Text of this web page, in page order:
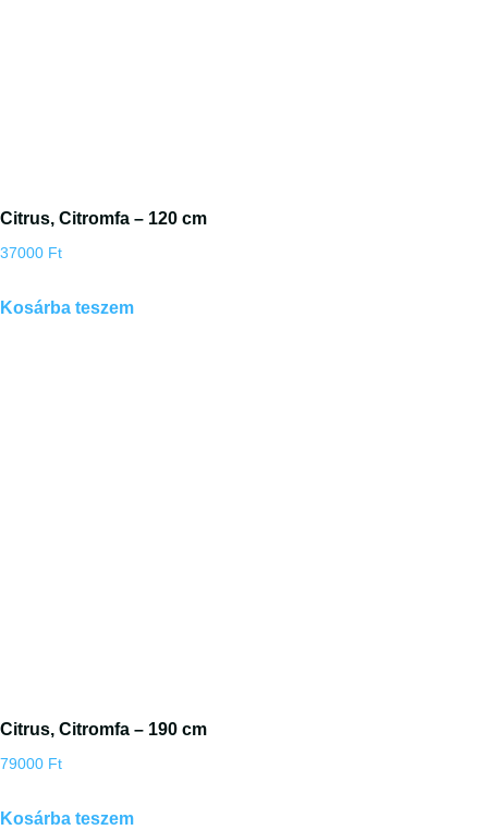
Citrus, Citromfa – 120 cm
37000 Ft
Kosárba teszem
Citrus, Citromfa – 190 cm
79000 Ft
Kosárba teszem